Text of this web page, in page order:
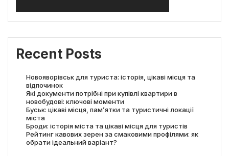
Recent Posts
Новояворівськ для туриста: історія, цікаві місця та
відпочинок
Які документи потрібні при купівлі квартири в
новобудові: ключові моменти
Буськ: цікаві місця, пам’ятки та туристичні локації
міста
Броди: історія міста та цікаві місця для туристів
Рейтинг кавових зерен за смаковими профілями: як
обрати ідеальний варіант?